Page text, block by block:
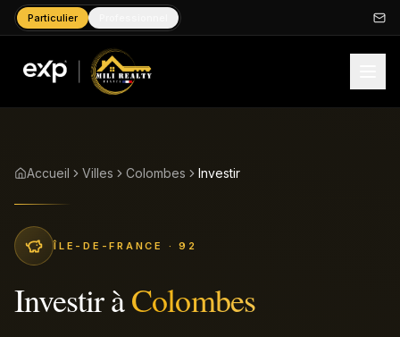
Particulier
Accueil Villes Colombes Investir
ÎLE-DE-FRANCE · 92
InvestiràColombes